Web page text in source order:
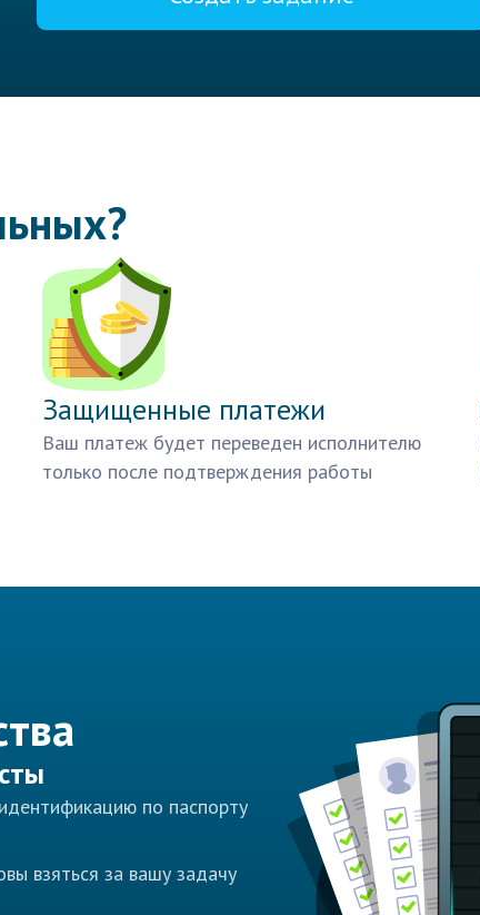
Защищенные платежи
Ваш платеж будет переведен исполнителю
только после подтверждения работы
по паспорту
взяться за вашу задачу